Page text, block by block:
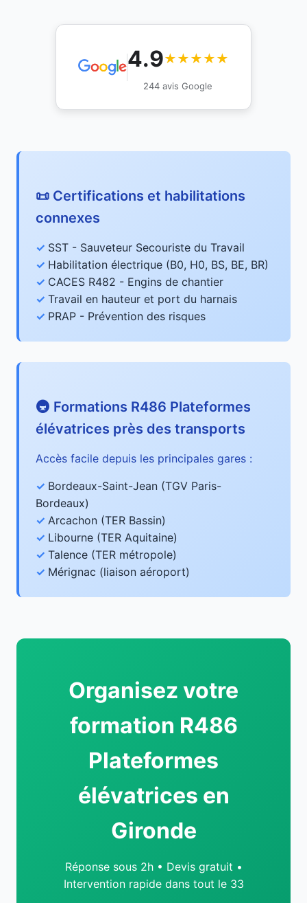
4.9★★★★★
244 avis Google
📜 Certifications et habilitations
connexes
SST - Sauveteur Secouriste du Travail
Habilitation électrique (B0, H0, BS, BE, BR)
CACES R482 - Engins de chantier
Travail en hauteur et port du harnais
PRAP - Prévention des risques
🚇 Formations R486 Plateformes
élévatrices près des transports
Accès facile depuis les principales gares :
Bordeaux-Saint-Jean (TGV Paris-
Bordeaux)
Arcachon (TER Bassin)
Libourne (TER Aquitaine)
Talence (TER métropole)
Mérignac (liaison aéroport)
Organisez votre
formation R486
Plateformes
élévatrices en
Gironde
Réponse sous 2h • Devis gratuit •
Intervention rapide dans tout le 33